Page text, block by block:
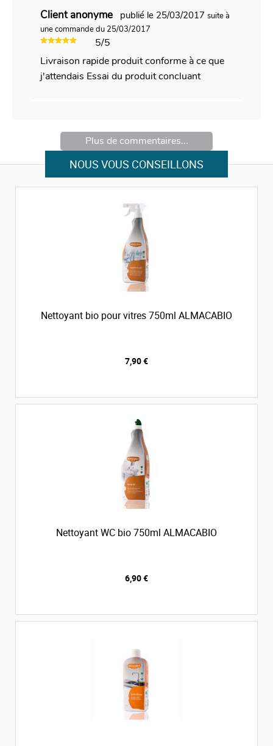
Client anonyme publié le 25/03/2017 suite à
une commande du 25/03/2017
5/5
Livraison rapide produit conforme à ce que
j'attendais Essai du produit concluant
Plus de commentaires...
NOUS VOUS CONSEILLONS
Nettoyant bio pour vitres 750ml ALMACABIO
7,90 €
Nettoyant WC bio 750ml ALMACABIO
6,90 €